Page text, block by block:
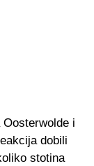
i
dobili
stotina